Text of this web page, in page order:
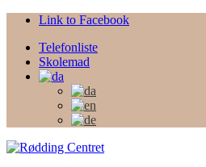
Link to Facebook
Telefonliste
Skolemad